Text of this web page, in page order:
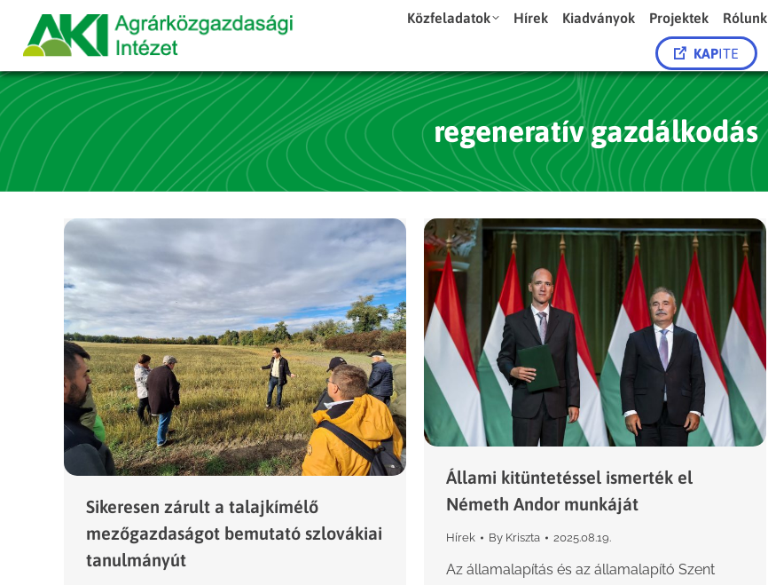
Közfeladatok Hírek Kiadványok Projektek Rólunk
KAPITE
regeneratív gazdálkodás
Sikeresen zárult a talajkímélő
mezőgazdaságot bemutató szlovákiai
tanulmányút
Állami kitüntetéssel ismerték el
Németh Andor munkáját
Hírek By Kriszta 2025.08.19.
Az államalapítás és az államalapító Szent